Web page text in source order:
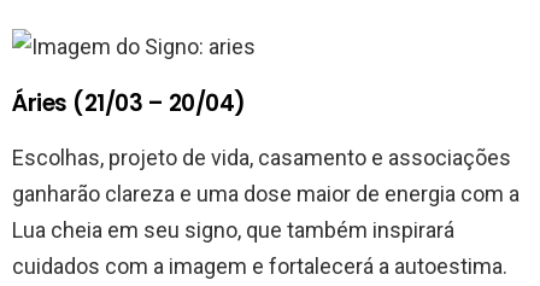
Áries (21/03 – 20/04)
Escolhas, projeto de vida, casamento e associações
ganharão clareza e uma dose maior de energia com a
Lua cheia em seu signo, que também inspirará
cuidados com a imagem e fortalecerá a autoestima.